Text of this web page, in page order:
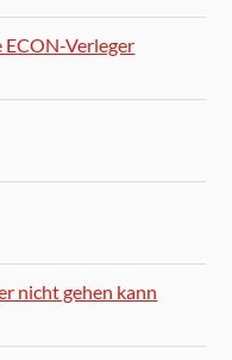
Verleger
nicht gehen kann